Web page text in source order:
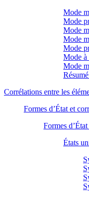
Mode
Mode
Mode
Mode
Mode
Mode à
Mode
Corrélations entre les
Formes d’État et
Formes
États